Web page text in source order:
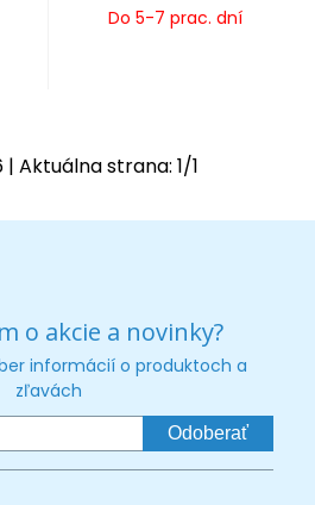
Do 5-7 prac. dní
| Aktuálna strana: 1/1
o akcie a novinky?
informácií o produktoch a
zľavách
Odoberať